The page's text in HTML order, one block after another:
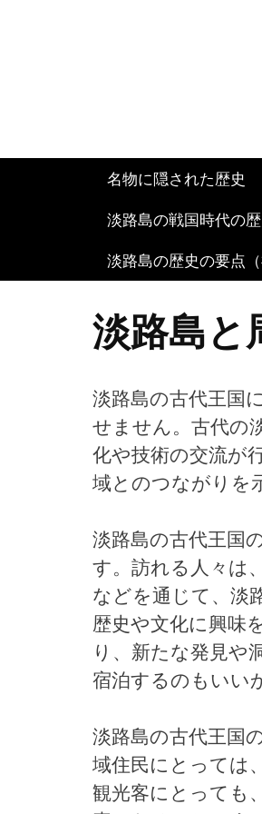
名物に隠された歴史
淡路島の戦国時代の
淡路島の歴史の要点
淡路島と
淡路島の古代王国
せません。古代の
化や技術の交流が
域とのつながりを
淡路島の古代王国
す。訪れる人々は
などを通じて、淡
歴史や文化に興味
り、新たな発見や
宿泊するのもいい
淡路島の古代王国
域住民にとっては
観光客にとっても